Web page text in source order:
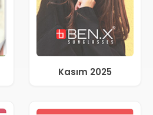
Kasım 2025